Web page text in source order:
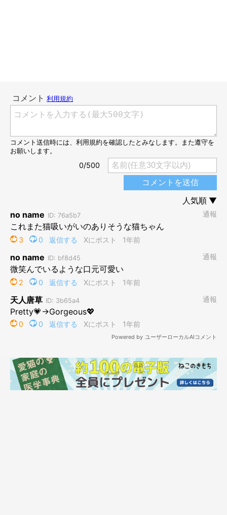
3才になった現在のみけさん。小さい頃よりもモフモフに！
3才になったみけさんは、シルエットがまるで“別猫”。立派な猫
当時と現在でこんなに違う？ みけさんの印象